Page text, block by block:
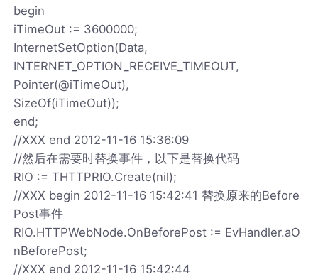
begin
iTimeOut := 3600000;
InternetSetOption(Data,
INTERNET_OPTION_RECEIVE_TIMEOUT,
Pointer(@iTimeOut),
SizeOf(iTimeOut));
end;
//XXX end 2012-11-16 15:36:09
//然后在需要时替换事件，以下是替换代码
RIO := THTTPRIO.Create(nil);
//XXX begin 2012-11-16 15:42:41 替换原来的Before
Post事件
RIO.HTTPWebNode.OnBeforePost := EvHandler.aO
nBeforePost;
//XXX end 2012-11-16 15:42:44